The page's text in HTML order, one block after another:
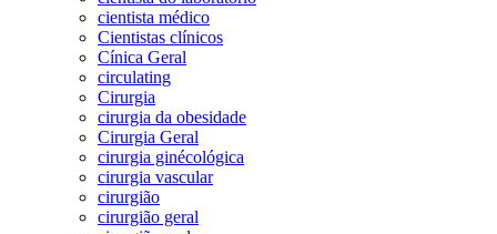
cientista médico
Cientistas clínicos
Cínica Geral
circulating
Cirurgia
cirurgia da obesidade
Cirurgia Geral
cirurgia ginécológica
cirurgia vascular
cirurgião
cirurgião geral